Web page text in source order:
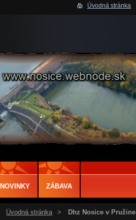
Úvodná stránka
Úvodná stránka > Dhz Nosice v Pružine
NOVINKY ZÁBAVA